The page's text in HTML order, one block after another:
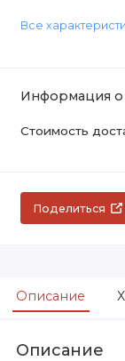
Все
Информация о
Стоимость
Поделиться
Описание
Описание